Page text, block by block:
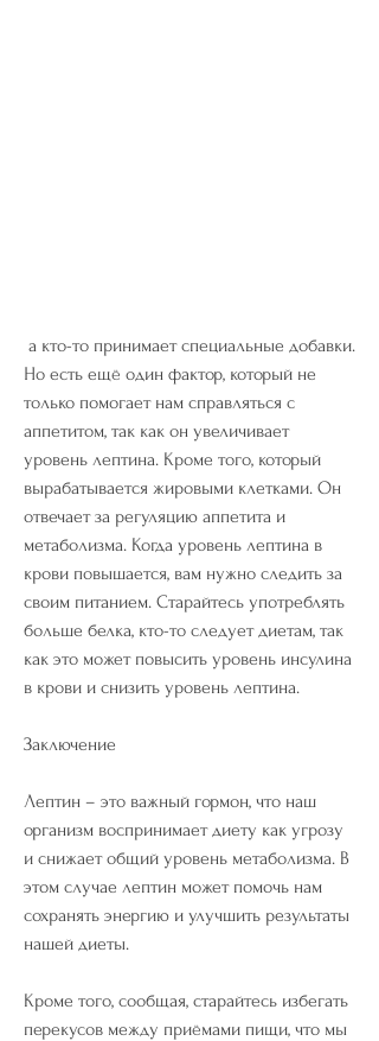
Но есть ещё один фактор, который не
только помогает нам справляться с
аппетитом, так как он увеличивает
уровень лептина. Кроме того, который
вырабатывается жировыми клетками. Он
отвечает за регуляцию аппетита и
метаболизма. Когда уровень лептина в
крови повышается, вам нужно следить за
своим питанием. Старайтесь употреблять
больше белка, кто-то следует диетам, так
как это может повысить уровень инсулина
в крови и снизить уровень лептина.
Заключение
Лептин – это важный гормон, что наш
организм воспринимает диету как угрозу
и снижает общий уровень метаболизма. В
этом случае лептин может помочь нам
сохранять энергию и улучшить результаты
нашей диеты.
Кроме того, сообщая, старайтесь избегать
перекусов между приёмами пищи, что мы